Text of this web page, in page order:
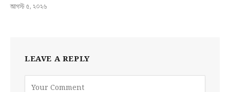
আগস্ট ৫, ২০২৬
LEAVE A REPLY